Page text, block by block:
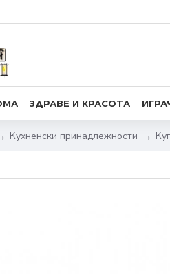
ЗДРАВЕ И КРАСОТА
Кухненски принадлежности